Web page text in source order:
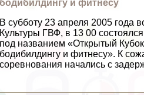
бодибилдингу и фитнесу
В субботу 23 апреля 2005 года
Культуры ГВФ, в 13 00 состоялся
под названием «Открытый
бодибилдингу и фитнесу». К
соревнования начались с